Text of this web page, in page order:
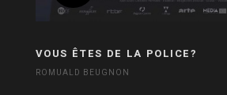
VOUS ÊTES DE LA POLICE?
ROMUALD BEUGNON